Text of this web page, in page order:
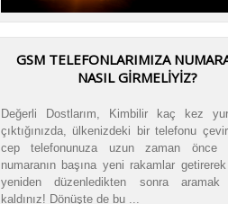
GSM TELEFONLARIMIZA
NASIL GİRMELİYİZ?
Değerli Dostlarım, Kimbilir kaç kez
çıktığınızda, ülkenizdeki bir telefonu
cep telefonunuza uzun zaman önce
numaranın başına yeni rakamlar getirerek
yeniden düzenledikten sonra aramak
kaldınız! Dönüşte de bu ...